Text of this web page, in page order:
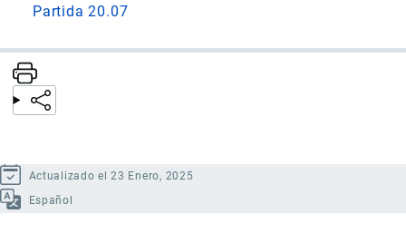
Partida 20.07
Actualizado el 23 Enero, 2025
Español